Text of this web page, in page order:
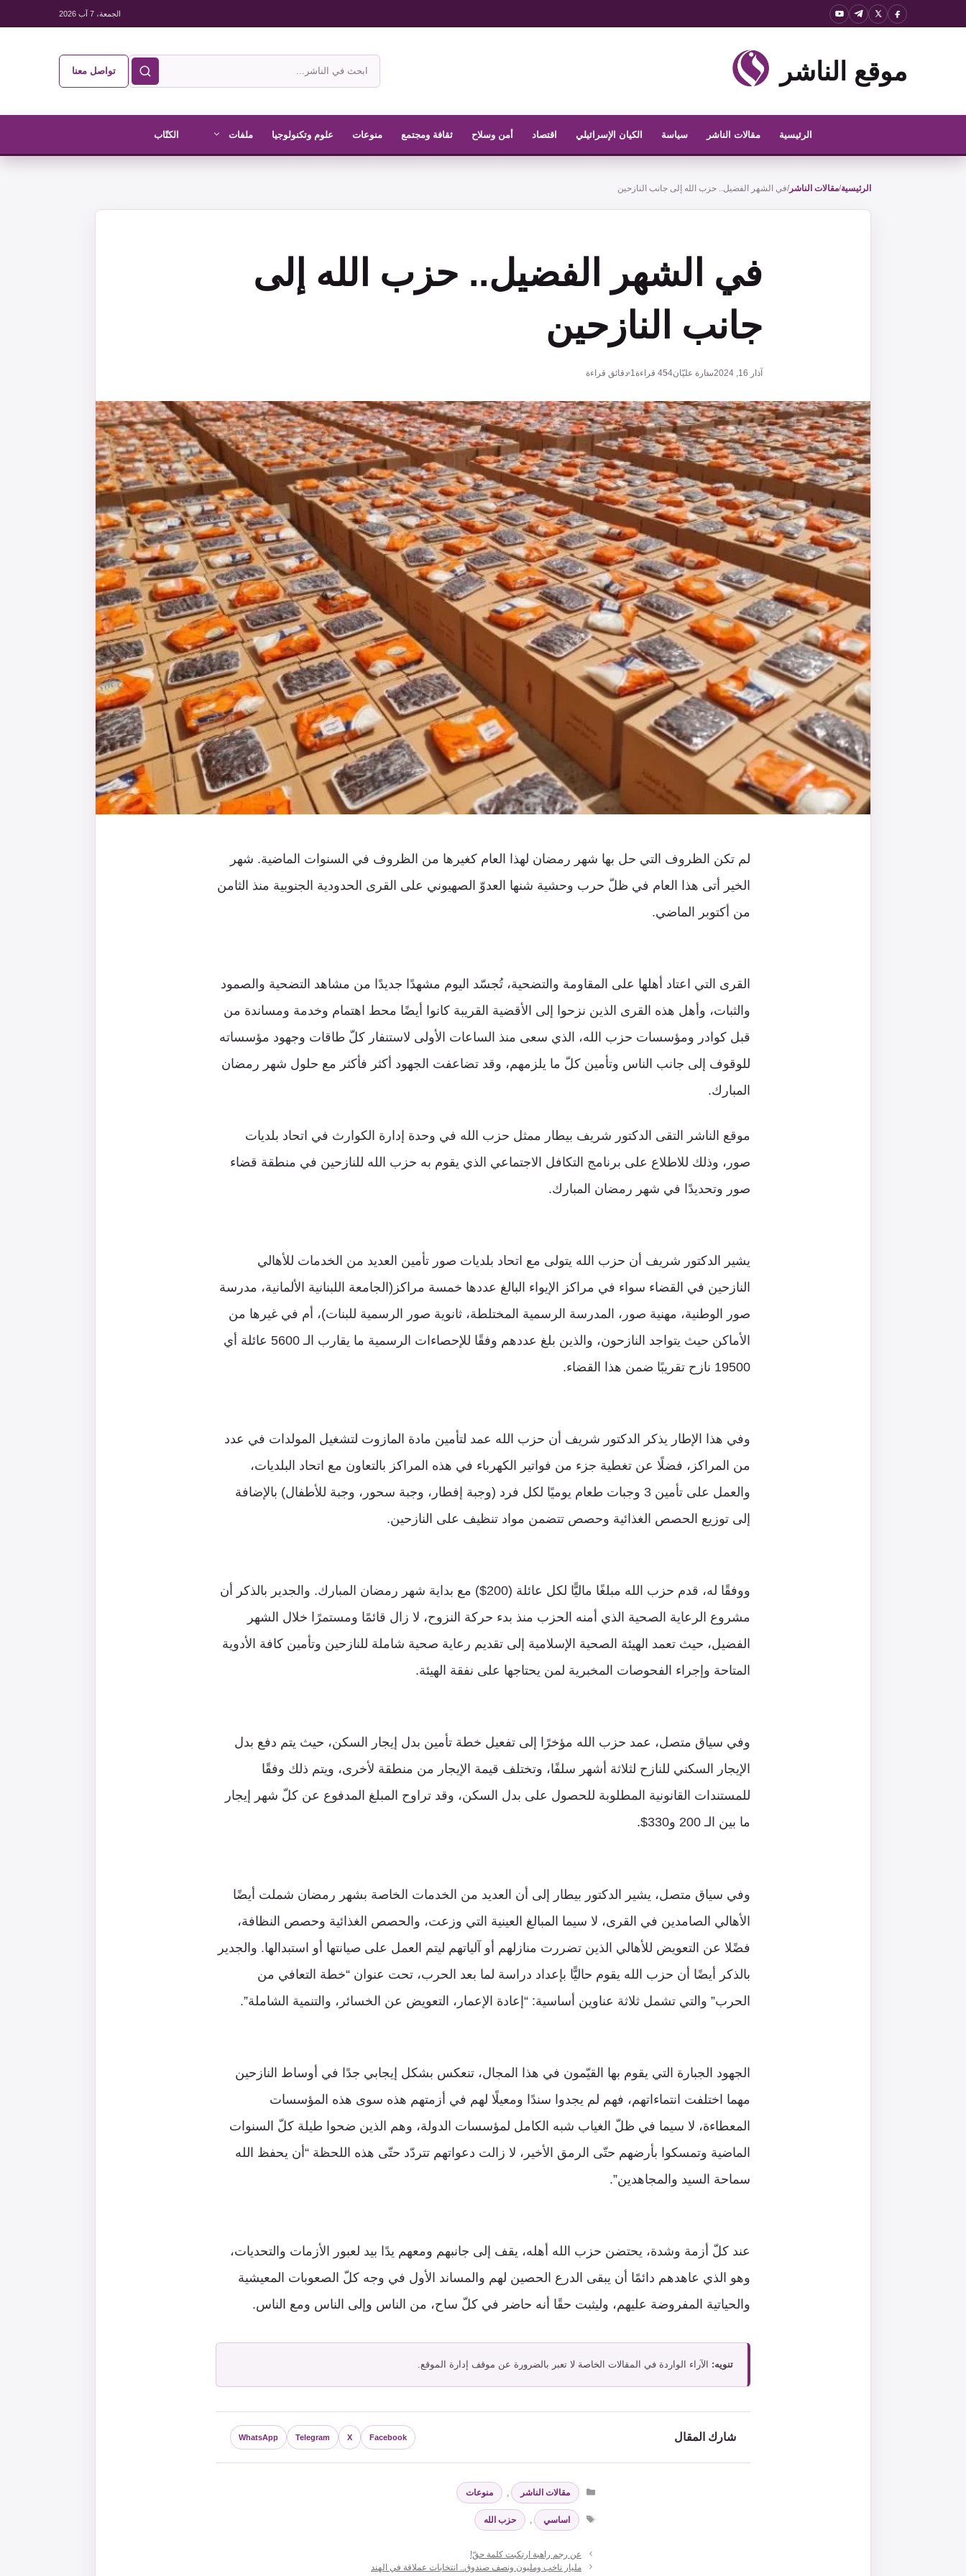
الجمعة، 7 آب 2026
موقع الناشر
ابحث
في
الناشر
تواصل معنا
الرئيسية مقالات الناشر سياسة الكيان الإسرائيلي اقتصاد أمن وسلاح ثقافة ومجتمع منوعات علوم وتكنولوجيا ملفات الكتّاب
الرئيسية/مقالات الناشر/في الشهر الفضيل.. حزب الله إلى جانب النازحين
في الشهر الفضيل.. حزب الله إلى
جانب النازحين
آذار 16, 2024 سارة عليّان454 قراءة1 دقائق قراءة
لم تكن الظروف التي حل بها شهر رمضان لهذا العام كغيرها من الظروف في السنوات الماضية. شهر
الخير أتى هذا العام في ظلّ حرب وحشية شنها العدوّ الصهيوني على القرى الحدودية الجنوبية منذ الثامن
من أكتوبر الماضي.
القرى التي اعتاد أهلها على المقاومة والتضحية، تُجسّد اليوم مشهدًا جديدًا من مشاهد التضحية والصمود
والثبات، وأهل هذه القرى الذين نزحوا إلى الأقضية القريبة كانوا أيضًا محط اهتمام وخدمة ومساندة من
قبل كوادر ومؤسسات حزب الله، الذي سعى منذ الساعات الأولى لاستنفار كلّ طاقات وجهود مؤسساته
للوقوف إلى جانب الناس وتأمين كلّ ما يلزمهم، وقد تضاعفت الجهود أكثر فأكثر مع حلول شهر رمضان
المبارك.
موقع الناشر التقى الدكتور شريف بيطار ممثل حزب الله في وحدة إدارة الكوارث في اتحاد بلديات
صور، وذلك للاطلاع على برنامج التكافل الاجتماعي الذي يقوم به حزب الله للنازحين في منطقة قضاء
صور وتحديدًا في شهر رمضان المبارك.
يشير الدكتور شريف أن حزب الله يتولى مع اتحاد بلديات صور تأمين العديد من الخدمات للأهالي
النازحين في القضاء سواء في مراكز الإيواء البالغ عددها خمسة مراكز(الجامعة اللبنانية الألمانية، مدرسة
صور الوطنية، مهنية صور، المدرسة الرسمية المختلطة، ثانوية صور الرسمية للبنات)، أم في غيرها من
الأماكن حيث يتواجد النازحون، والذين بلغ عددهم وفقًا للإحصاءات الرسمية ما يقارب الـ 5600 عائلة أي
19500 نازح تقريبًا ضمن هذا القضاء.
وفي هذا الإطار يذكر الدكتور شريف أن حزب الله عمد لتأمين مادة المازوت لتشغيل المولدات في عدد
من المراكز، فضلًا عن تغطية جزء من فواتير الكهرباء في هذه المراكز بالتعاون مع اتحاد البلديات،
والعمل على تأمين 3 وجبات طعام يوميًا لكل فرد (وجبة إفطار، وجبة سحور، وجبة للأطفال) بالإضافة
إلى توزيع الحصص الغذائية وحصص تتضمن مواد تنظيف على النازحين.
ووفقًا له، قدم حزب الله مبلغًا ماليًّا لكل عائلة (200$) مع بداية شهر رمضان المبارك. والجدير بالذكر أن
مشروع الرعاية الصحية الذي أمنه الحزب منذ بدء حركة النزوح، لا زال قائمًا ومستمرًا خلال الشهر
الفضيل، حيث تعمد الهيئة الصحية الإسلامية إلى تقديم رعاية صحية شاملة للنازحين وتأمين كافة الأدوية
المتاحة وإجراء الفحوصات المخبرية لمن يحتاجها على نفقة الهيئة.
وفي سياق متصل، عمد حزب الله مؤخرًا إلى تفعيل خطة تأمين بدل إيجار السكن، حيث يتم دفع بدل
الإيجار السكني للنازح لثلاثة أشهر سلفًا، وتختلف قيمة الإيجار من منطقة لأخرى، ويتم ذلك وفقًا
للمستندات القانونية المطلوبة للحصول على بدل السكن، وقد تراوح المبلغ المدفوع عن كلّ شهر إيجار
ما بين الـ 200 و330$.
وفي سياق متصل، يشير الدكتور بيطار إلى أن العديد من الخدمات الخاصة بشهر رمضان شملت أيضًا
الأهالي الصامدين في القرى، لا سيما المبالغ العينية التي وزعت، والحصص الغذائية وحصص النظافة،
فضًلا عن التعويض للأهالي الذين تضررت منازلهم أو آلياتهم ليتم العمل على صيانتها أو استبدالها. والجدير
بالذكر أيضًا أن حزب الله يقوم حاليًّا بإعداد دراسة لما بعد الحرب، تحت عنوان “خطة التعافي من
الحرب” والتي تشمل ثلاثة عناوين أساسية: “إعادة الإعمار، التعويض عن الخسائر، والتنمية الشاملة”.
الجهود الجبارة التي يقوم بها القيّمون في هذا المجال، تنعكس بشكل إيجابي جدًا في أوساط النازحين
مهما اختلفت انتماءاتهم، فهم لم يجدوا سندًا ومعيلًا لهم في أزمتهم هذه سوى هذه المؤسسات
المعطاءة، لا سيما في ظلّ الغياب شبه الكامل لمؤسسات الدولة، وهم الذين ضحوا طيلة كلّ السنوات
الماضية وتمسكوا بأرضهم حتّى الرمق الأخير، لا زالت دعواتهم تتردّد حتّى هذه اللحظة “أن يحفظ الله
سماحة السيد والمجاهدين”.
عند كلّ أزمة وشدة، يحتضن حزب الله أهله، يقف إلى جانبهم ومعهم يدًا بيد لعبور الأزمات والتحديات،
وهو الذي عاهدهم دائمًا أن يبقى الدرع الحصين لهم والمساند الأول في وجه كلّ الصعوبات المعيشية
والحياتية المفروضة عليهم، وليثبت حقًا أنه حاضر في كلّ ساح، من الناس وإلى الناس ومع الناس.
تنويه: الآراء الواردة في المقالات الخاصة لا تعبر بالضرورة عن موقف إدارة الموقع.
شارك المقال Facebook
X
Telegram
WhatsApp
التصنيفات
مقالات الناشر
منوعات
الوسوم
اساسي حزب الله
عن رجم راهبة ارتكبت كلمة حقّ!
مليار ناخب ومليون ونصف صندوق.. انتخابات عملاقة في الهند